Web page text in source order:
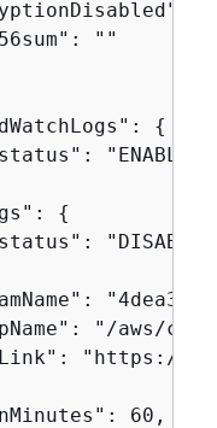
""
{
"ENABLED"
{
"/aws/
"https://
60,